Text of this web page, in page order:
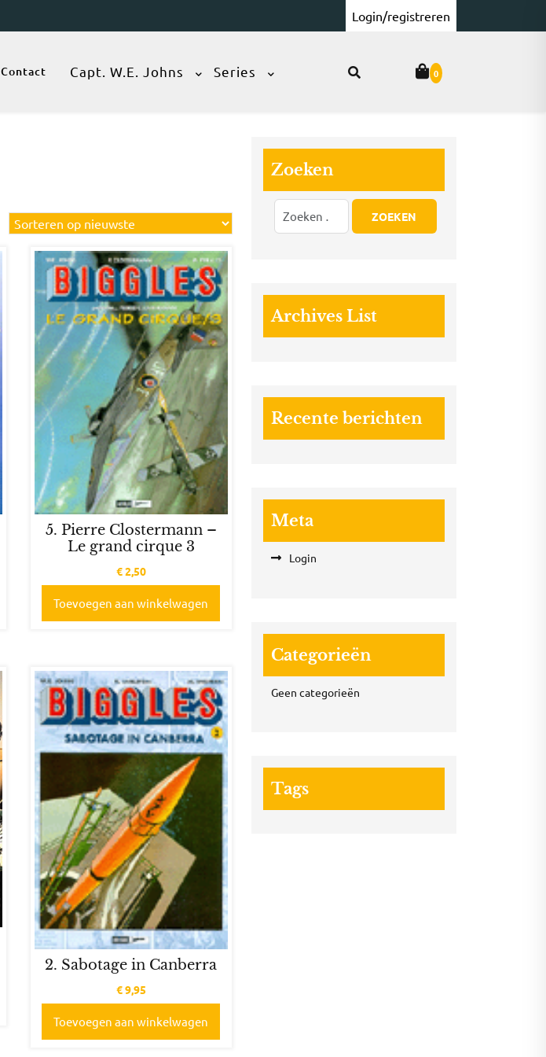
Login/registreren
Contact Capt. W.E. Johns Series 0
5. Pierre Clostermann –
Le grand cirque 3
€2,50
Toevoegen aan winkelwagen
2. Sabotage in Canberra
€9,95
Toevoegen aan winkelwagen
Zoeken
Archives List
Recente berichten
Meta
Login
Categorieën
Geen categorieën
Tags